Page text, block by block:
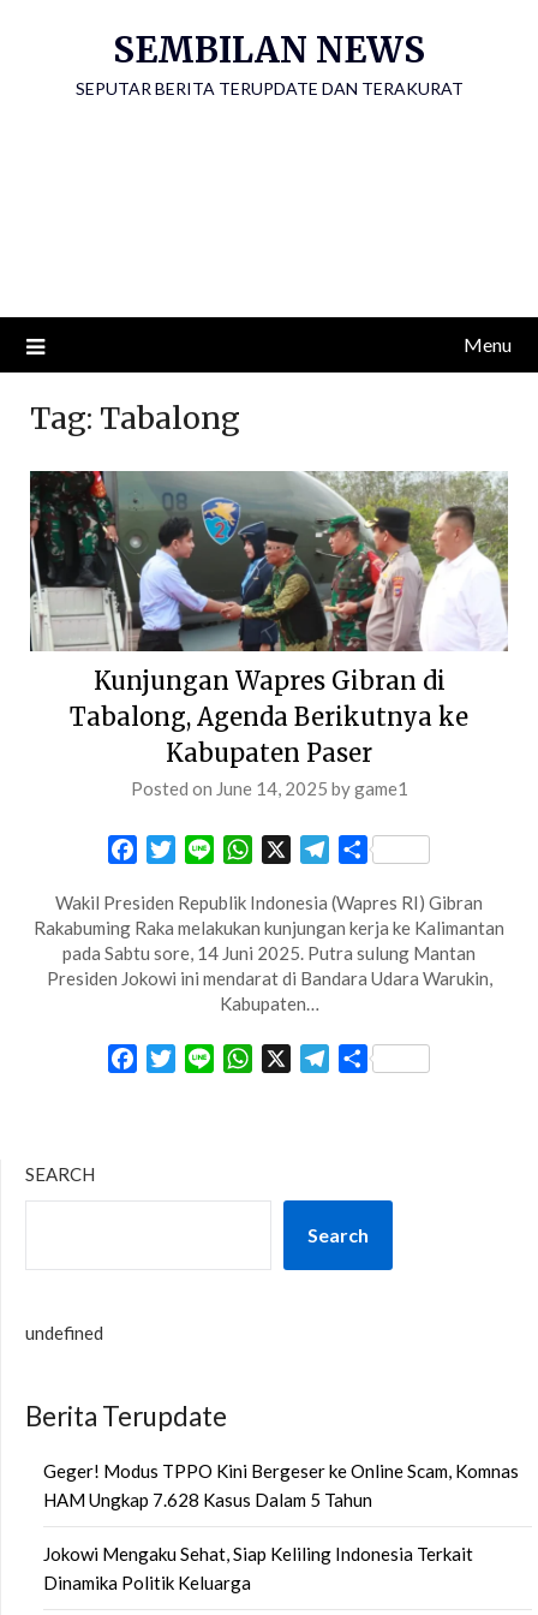
SEMBILAN NEWS
SEPUTAR BERITA TERUPDATE DAN TERAKURAT
Menu
Tag: Tabalong
Kunjungan Wapres Gibran di
Tabalong, Agenda Berikutnya ke
Kabupaten Paser
Posted on June 14, 2025 bygame1
FacebookTwitterLine WhatsApp Telegram
Share
Wakil Presiden Republik Indonesia (Wapres RI) Gibran
Rakabuming Raka melakukan kunjungan kerja ke Kalimantan
pada Sabtu sore, 14 Juni 2025. Putra sulung Mantan
Presiden Jokowi ini mendarat di Bandara Udara Warukin,
Kabupaten…
FacebookTwitterLine WhatsApp Telegram
Share
SEARCH
Search
undefined
Berita Terupdate
Geger! Modus TPPO Kini Bergeser ke Online Scam, Komnas
HAM Ungkap 7.628 Kasus Dalam 5 Tahun
Jokowi Mengaku Sehat, Siap Keliling Indonesia Terkait
Dinamika Politik Keluarga